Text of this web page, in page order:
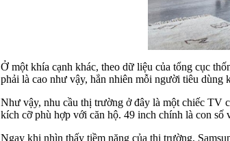
Ở một khía cạnh khác, theo dữ liệu của tổng cục
phải là cao như vậy, hẳn nhiên mỗi người tiêu dùng
Như vậy, nhu cầu thị trường ở đây là một chiếc TV
kích cỡ phù hợp với căn hộ. 49 inch chính là con số
Ngay khi nhìn thấy tiềm năng của thị trường,